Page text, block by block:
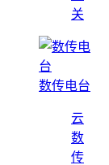
关
数传电台
云
数
传